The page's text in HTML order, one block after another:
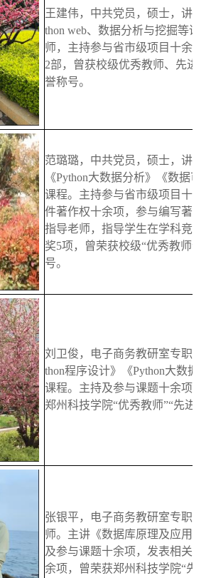
王建伟，中共党员，硕士，讲师
thon web、数据分析与挖掘等课
师，主持参与省市级项目十余项
2部，曾获校级优秀教师、先进
誉称号。
范璐璐，中共党员，硕士，讲师
《Python大数据分析》《数据可
课程。主持参与省市级项目十余
件著作权十余项，参与编写著作
指导老师，指导学生在学科竞赛
奖5项，曾荣获校级“优秀教师”“
号。
刘卫俊，电子商务教研室专职教
thon程序设计》《Python大数据
课程。主持及参与课题十余项，
郑州科技学院“优秀教师”“先进
张银平，电子商务教研室专职教
师。主讲《数据库原理及应用》
及参与课题十余项，发表相关论
余项，曾荣获郑州科技学院“先